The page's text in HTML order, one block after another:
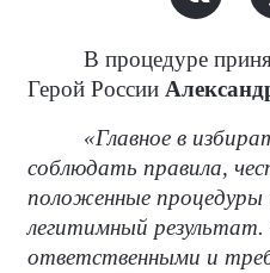
В процедуре
Герой России
«Главное в
соблюдать правила,
положенные процедуры
легитимный
ответственными и